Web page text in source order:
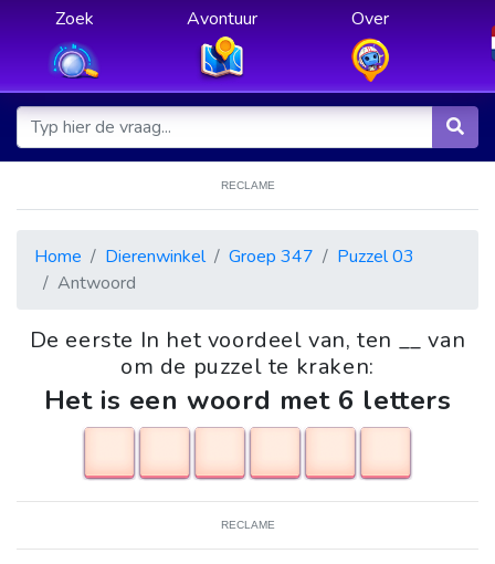
Zoek Avontuur Over
RECLAME
Home Dierenwinkel Groep 347
Puzzel 03
Antwoord
De eerste In het voordeel van, ten __ van
om de puzzel te kraken:
Het is een woord met 6 letters
RECLAME